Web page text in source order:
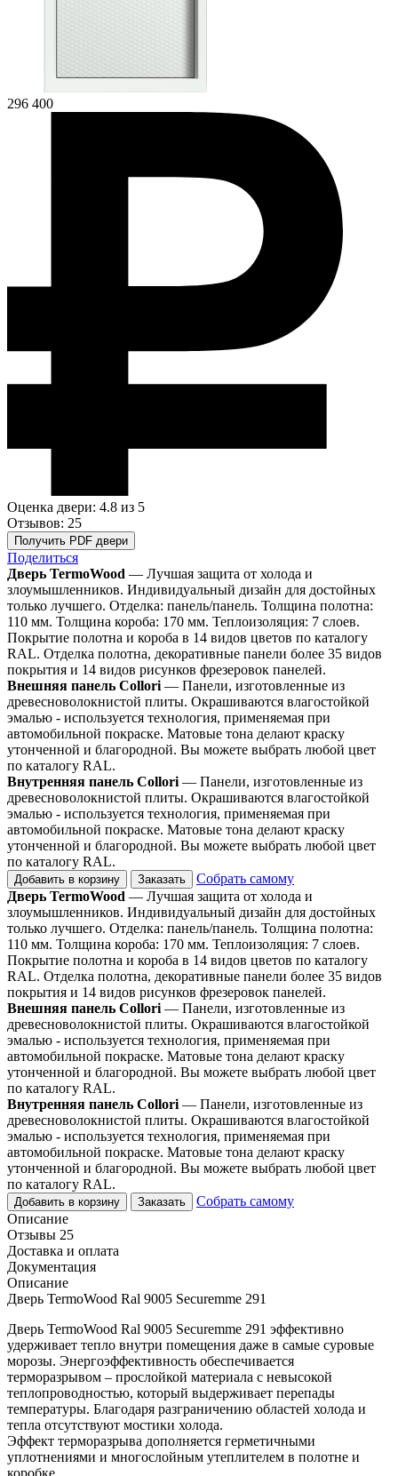
296 400
Оценка двери: 4.8 из 5
Отзывов: 25
Получить PDF двери
Поделиться
Дверь TermoWood — Лучшая защита от холода и
злоумышленников. Индивидуальный дизайн для достойных
только лучшего. Отделка: панель/панель. Толщина полотна:
110 мм. Толщина короба: 170 мм. Теплоизоляция: 7 слоев.
Покрытие полотна и короба в 14 видов цветов по каталогу
RAL. Отделка полотна, декоративные панели более 35 видов
покрытия и 14 видов рисунков фрезеровок панелей.
Внешняя панель Collori — Панели, изготовленные из
древесноволокнистой плиты. Окрашиваются влагостойкой
эмалью - используется технология, применяемая при
автомобильной покраске. Матовые тона делают краску
утонченной и благородной. Вы можете выбрать любой цвет
по каталогу RAL.
Внутренняя панель Collori — Панели, изготовленные из
древесноволокнистой плиты. Окрашиваются влагостойкой
эмалью - используется технология, применяемая при
автомобильной покраске. Матовые тона делают краску
утонченной и благородной. Вы можете выбрать любой цвет
по каталогу RAL.
Добавить в корзину Заказать
Собрать самому
Дверь TermoWood — Лучшая защита от холода и
злоумышленников. Индивидуальный дизайн для достойных
только лучшего. Отделка: панель/панель. Толщина полотна:
110 мм. Толщина короба: 170 мм. Теплоизоляция: 7 слоев.
Покрытие полотна и короба в 14 видов цветов по каталогу
RAL. Отделка полотна, декоративные панели более 35 видов
покрытия и 14 видов рисунков фрезеровок панелей.
Внешняя панель Collori — Панели, изготовленные из
древесноволокнистой плиты. Окрашиваются влагостойкой
эмалью - используется технология, применяемая при
автомобильной покраске. Матовые тона делают краску
утонченной и благородной. Вы можете выбрать любой цвет
по каталогу RAL.
Внутренняя панель Collori — Панели, изготовленные из
древесноволокнистой плиты. Окрашиваются влагостойкой
эмалью - используется технология, применяемая при
автомобильной покраске. Матовые тона делают краску
утонченной и благородной. Вы можете выбрать любой цвет
по каталогу RAL.
Добавить в корзину Заказать
Собрать самому
Описание
Отзывы 25
Доставка и оплата
Документация
Описание
Дверь TermoWood Ral 9005 Securemme 291
Дверь TermoWood Ral 9005 Securemme 291 эффективно
удерживает тепло внутри помещения даже в самые суровые
морозы. Энергоэффективность обеспечивается
терморазрывом – прослойкой материала с невысокой
теплопроводностью, который выдерживает перепады
температуры. Благодаря разграничению областей холода и
тепла отсутствуют мостики холода.
Эффект терморазрыва дополняется герметичными
уплотнениями и многослойным утеплителем в полотне и
коробке.